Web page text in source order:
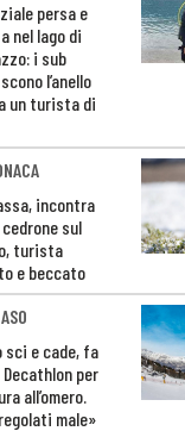
persa e
nel lago di
i sub
l’anello
un turista di
incontra
sul
turista
e beccato
sci e cade, fa
per
all’omero.
male»